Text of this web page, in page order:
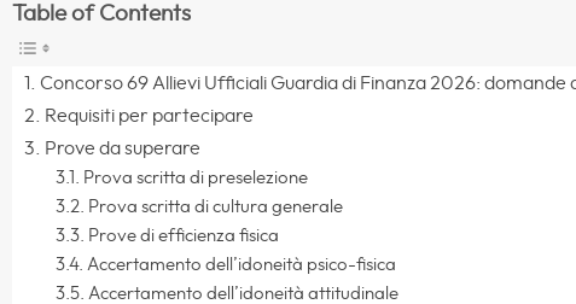
Table of Contents
Concorso 69 Allievi Ufficiali Guardia di Finanza 2026: domande
Requisiti per partecipare
Prove da superare
Prova scritta di preselezione
Prova scritta di cultura generale
Prove di efficienza fisica
Accertamento dell’idoneità psico-fisica
Accertamento dell’idoneità attitudinale